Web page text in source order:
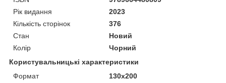
Рік видання
2023
Кількість сторінок
376
Стан
Новий
Колір
Чорний
Користувальницькі характеристики
Формат
130x200